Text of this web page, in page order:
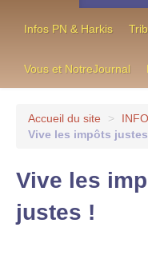
Infos PN & Harkis
Vous et NotreJournal
Accueil du site >
Vive les impôts
Vive les
justes !